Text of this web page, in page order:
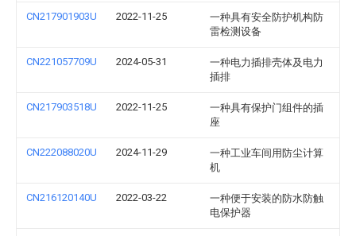
CN217901903U 2022-11-25
一种具有安全防护机构防
雷检测设备
CN221057709U 2024-05-31
一种电力插排壳体及电力
插排
CN217903518U 2022-11-25
一种具有保护门组件的插
座
CN222088020U 2024-11-29
一种工业车间用防尘计算
机
CN216120140U 2022-03-22
一种便于安装的防水防触
电保护器